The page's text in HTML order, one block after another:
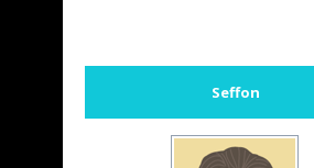
Seffon